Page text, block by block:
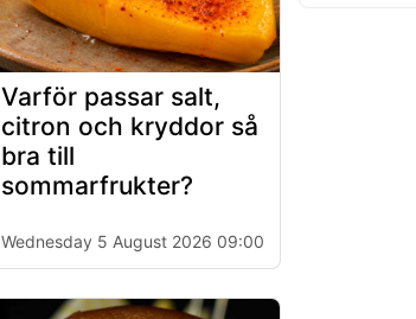
Varför passar salt,
citron och kryddor så
bra till
sommarfrukter?
Wednesday 5 August 2026 09:00